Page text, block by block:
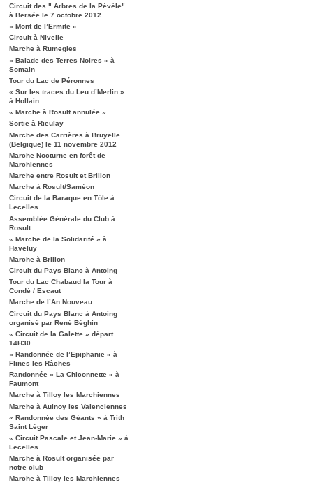
Circuit des " Arbres de la Pévèle"
à Bersée le 7 octobre 2012
« Mont de l’Ermite »
Circuit à Nivelle
Marche à Rumegies
« Balade des Terres Noires » à
Somain
Tour du Lac de Péronnes
« Sur les traces du Leu d’Merlin »
à Hollain
« Marche à Rosult annulée »
Sortie à Rieulay
Marche des Carrières à Bruyelle
(Belgique) le 11 novembre 2012
Marche Nocturne en forêt de
Marchiennes
Marche entre Rosult et Brillon
Marche à Rosult/Saméon
Circuit de la Baraque en Tôle à
Lecelles
Assemblée Générale du Club à
Rosult
« Marche de la Solidarité » à
Haveluy
Marche à Brillon
Circuit du Pays Blanc à Antoing
Tour du Lac Chabaud la Tour à
Condé / Escaut
Marche de l’An Nouveau
Circuit du Pays Blanc à Antoing
organisé par René Béghin
« Circuit de la Galette » départ
14H30
« Randonnée de l’Epiphanie » à
Flines les Râches
Randonnée « La Chiconnette » à
Faumont
Marche à Tilloy les Marchiennes
Marche à Aulnoy les Valenciennes
« Randonnée des Géants » à Trith
Saint Léger
« Circuit Pascale et Jean-Marie » à
Lecelles
Marche à Rosult organisée par
notre club
Marche à Tilloy les Marchiennes